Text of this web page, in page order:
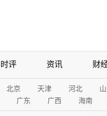
时评 资讯 财
北京 天津 河北
广东 广西 海南